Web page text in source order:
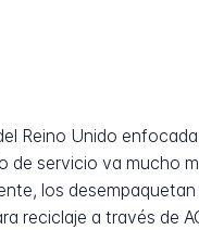
Reino Unido
servicio va mucho
los
reciclaje a través de